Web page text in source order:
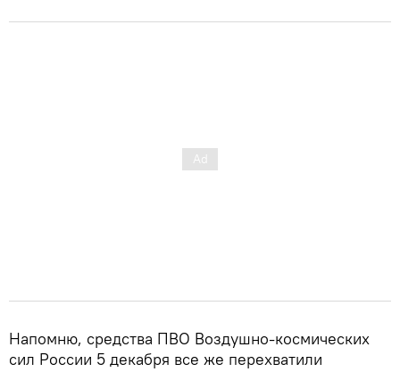
Напомню, средства ПВО Воздушно-космических
сил России 5 декабря все же перехватили